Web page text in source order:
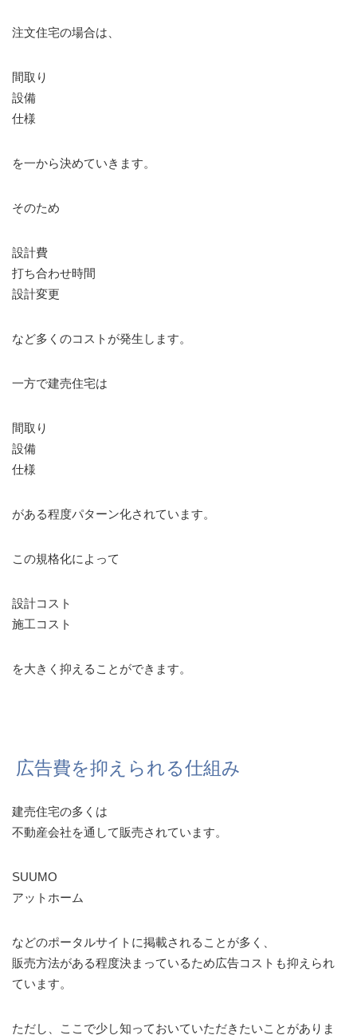
注文住宅の場合は、
間取り
設備
仕様
を一から決めていきます。
そのため
設計費
打ち合わせ時間
設計変更
など多くのコストが発生します。
一方で建売住宅は
間取り
設備
仕様
がある程度パターン化されています。
この規格化によって
設計コスト
施工コスト
を大きく抑えることができます。
広告費を抑えられる仕組み
建売住宅の多くは
不動産会社を通して販売されています。
SUUMO
アットホーム
などのポータルサイトに掲載されることが多く、
販売方法がある程度決まっているため広告コストも抑えられ
ています。
ただし、ここで少し知っておいていただきたいことがありま